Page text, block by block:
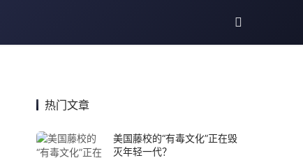
热门文章
美国藤校的“有毒文化”正在毁
灭年轻一代？